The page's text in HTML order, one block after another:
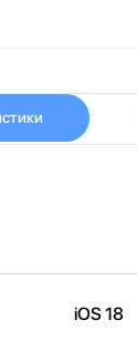
iOS 18